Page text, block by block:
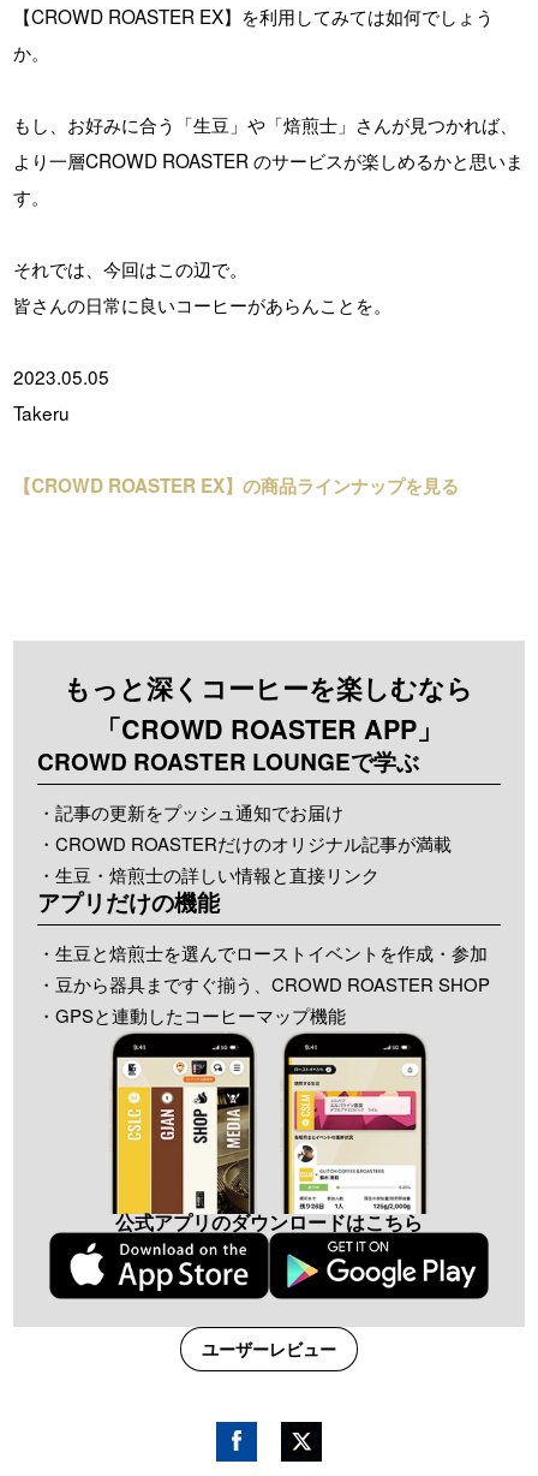
【CROWD ROASTER EX】を利用してみては如何でしょう
か。
もし、お好みに合う「生豆」や「焙煎士」さんが見つかれば、
より一層CROWD ROASTER のサービスが楽しめるかと思いま
す。
それでは、今回はこの辺で。
皆さんの日常に良いコーヒーがあらんことを。
2023.05.05
Takeru
【CROWD ROASTER EX】の商品ラインナップを見る
もっと深くコーヒーを楽しむなら
「CROWD ROASTER APP」
CROWD ROASTER LOUNGEで学ぶ
・記事の更新をプッシュ通知でお届け
・CROWD ROASTERだけのオリジナル記事が満載
・生豆・焙煎士の詳しい情報と直接リンク
アプリだけの機能
・生豆と焙煎士を選んでローストイベントを作成・参加
・豆から器具まですぐ揃う、CROWD ROASTER SHOP
・GPSと連動したコーヒーマップ機能
公式アプリのダウンロードはこちら
ユーザーレビュー